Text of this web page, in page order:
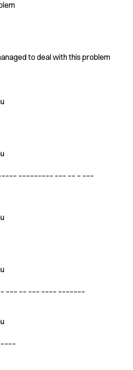
to deal with this problem
___ __ ___ ____ _______